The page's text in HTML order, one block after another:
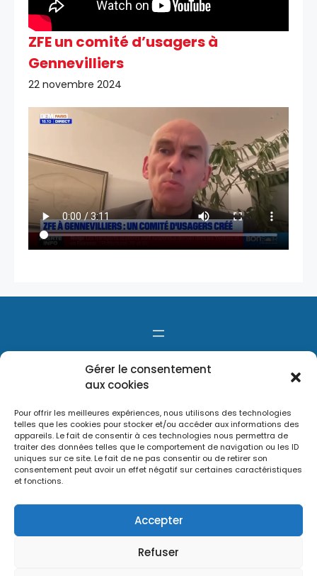
Gérer le consentement
aux cookies
Pour offrir les meilleures expériences, nous utilisons des technologies
telles que les cookies pour stocker et/ou accéder aux informations des
appareils. Le fait de consentir à ces technologies nous permettra de
traiter des données telles que le comportement de navigation ou les ID
uniques sur ce site. Le fait de ne pas consentir ou de retirer son
consentement peut avoir un effet négatif sur certaines caractéristiques
et fonctions.
Accepter
Refuser
ZFE un comité d’usagers à
Gennevilliers
22 novembre 2024